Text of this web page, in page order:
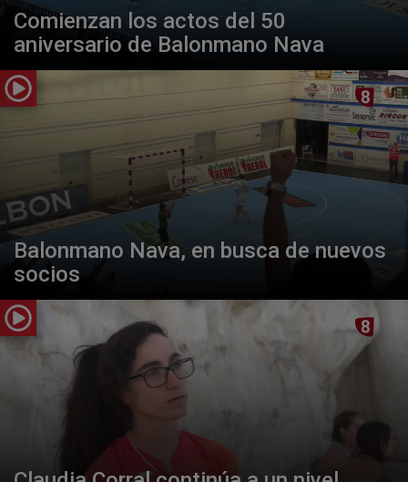
Comienzan los actos del 50
aniversario de Balonmano Nava
Balonmano Nava, en busca de nuevos
socios